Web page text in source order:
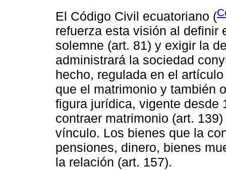
El Código Civil ecuatoriano (
refuerza esta visión al definir
solemne (art. 81) y exigir la
administrará la sociedad
hecho, regulada en el
que el matrimonio y también
figura jurídica, vigente desde
contraer matrimonio (art.
vínculo. Los bienes que la
pensiones, dinero, bienes
la relación (art. 157).